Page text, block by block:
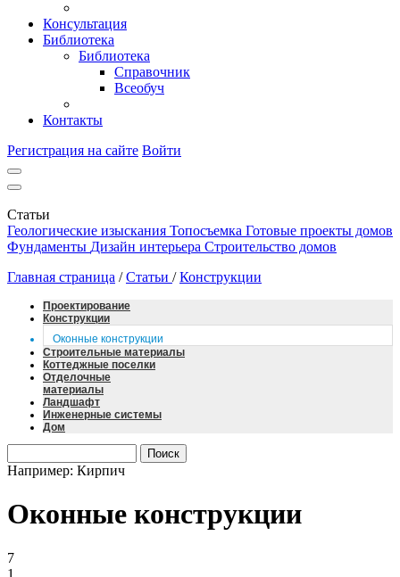
Консультация
Библиотека
Библиотека
Справочник
Всеобуч
Контакты
Регистрация на сайте Войти
Статьи
Геологические изыскания Топосъемка Готовые проекты домов
Фундаменты Дизайн интерьера Строительство домов
Главная страница / Статьи / Конструкции
Проектирование
Конструкции
Оконные конструкции
Строительные материалы
Коттеджные поселки
Отделочные
материалы
Ландшафт
Инженерные системы
Дом
Например: Кирпич
Оконные конструкции
7
1